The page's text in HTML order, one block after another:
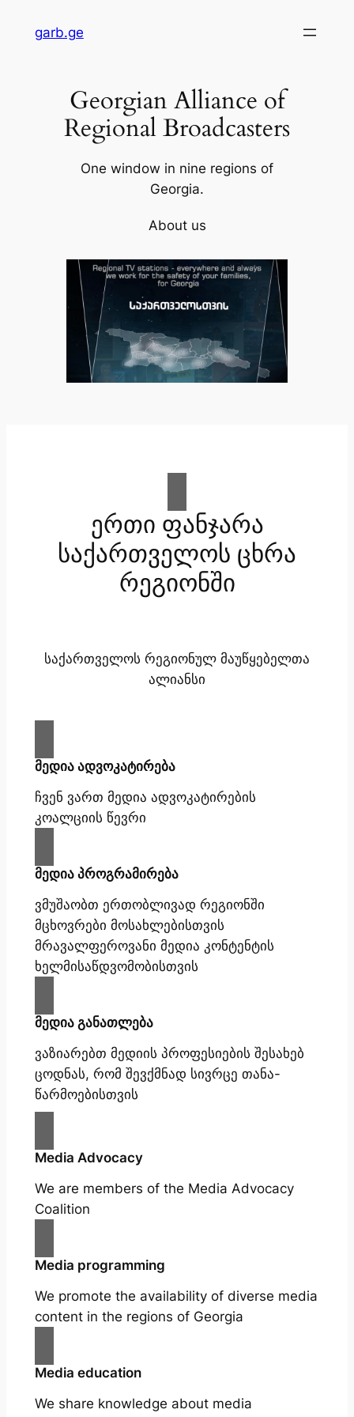
garb.ge
Georgian Alliance of
Regional Broadcasters
One window in nine regions of
Georgia.
About us
ერთი ფანჯარა
საქართველოს ცხრა
რეგიონში
საქართველოს რეგიონულ მაუწყებელთა
ალიანსი
მედია ადვოკატირება
ჩვენ ვართ მედია ადვოკატირების
კოალციის წევრი
მედია პროგრამირება
ვმუშაობთ ერთობლივად რეგიონში
მცხოვრები მოსახლებისთვის
მრავალფეროვანი მედია კონტენტის
ხელმისაწდვომობისთვის
მედია განათლება
ვაზიარებთ მედიის პროფესიების შესახებ
ცოდნას, რომ შევქმნად სივრცე თანა-
წარმოებისთვის
Media Advocacy
We are members of the Media Advocacy
Coalition
Media programming
We promote the availability of diverse media
content in the regions of Georgia
Media education
We share knowledge about media